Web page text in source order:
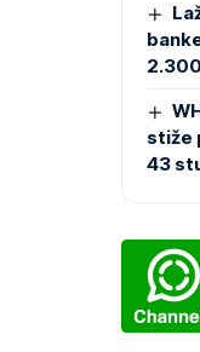
stiže
43